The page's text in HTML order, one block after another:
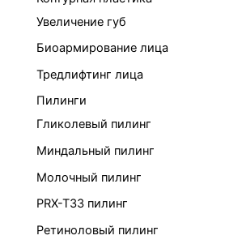
Увеличение губ
Биоармирование лица
Тредлифтинг лица
Пилинги
Гликолевый пилинг
Миндальный пилинг
Молочный пилинг
PRX-T33 пилинг
Ретиноловый пилинг